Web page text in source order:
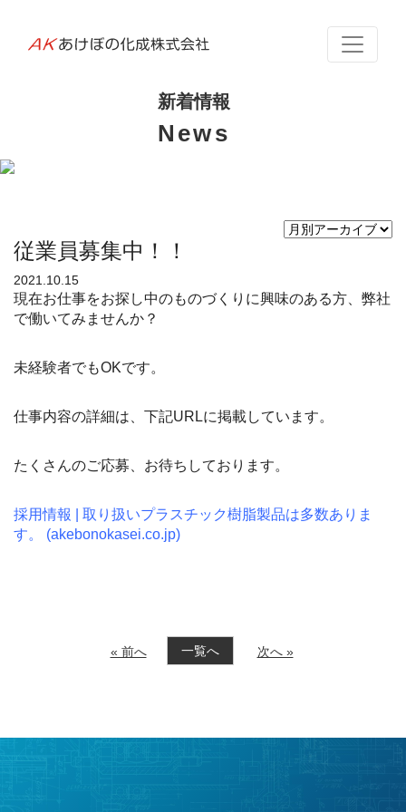
あ
成
株
式
会
新着情報
News
従業員募集中！！
2021.10.15
現在お仕事をお探し中のものづくりに興味のある方、弊社
で働いてみませんか？
未経験者でもOKです。
仕事内容の詳細は、下記URLに掲載しています。
たくさんのご応募、お待ちしております。
採用情報 | 取り扱いプラスチック樹脂製品は多数ありま
す。 (akebonokasei.co.jp)
« 前へ 一覧へ 次へ »